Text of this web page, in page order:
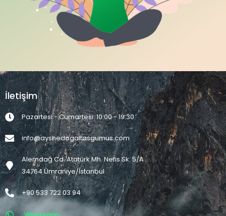
İletişim
Pazartesi - Cumartesi: 10:00 - 19:30
info@ayshedogaltasgumus.com
Alemdağ Cd. Atatürk Mh. Nefis Sk. 5/A
34764 Ümraniye/İstanbul
+90 533 722 03 94